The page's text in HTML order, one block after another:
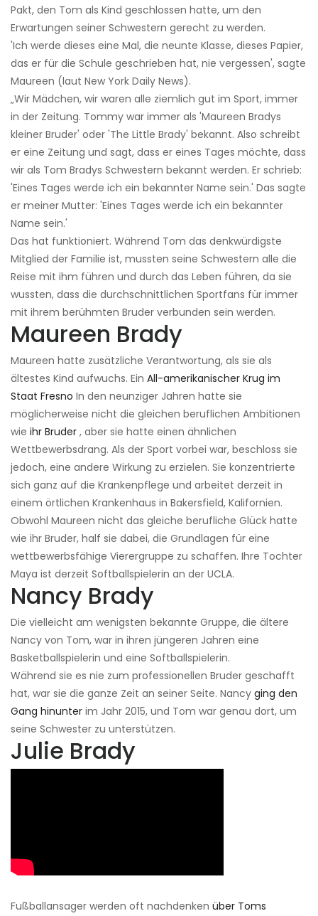
Pakt, den Tom als Kind geschlossen hatte, um den
Erwartungen seiner Schwestern gerecht zu werden.
'Ich werde dieses eine Mal, die neunte Klasse, dieses Papier,
das er für die Schule geschrieben hat, nie vergessen', sagte
Maureen (laut New York Daily News).
„Wir Mädchen, wir waren alle ziemlich gut im Sport, immer
in der Zeitung. Tommy war immer als 'Maureen Bradys
kleiner Bruder' oder 'The Little Brady' bekannt. Also schreibt
er eine Zeitung und sagt, dass er eines Tages möchte, dass
wir als Tom Bradys Schwestern bekannt werden. Er schrieb:
'Eines Tages werde ich ein bekannter Name sein.' Das sagte
er meiner Mutter: 'Eines Tages werde ich ein bekannter
Name sein.'
Das hat funktioniert. Während Tom das denkwürdigste
Mitglied der Familie ist, mussten seine Schwestern alle die
Reise mit ihm führen und durch das Leben führen, da sie
wussten, dass die durchschnittlichen Sportfans für immer
mit ihrem berühmten Bruder verbunden sein werden.
Maureen Brady
Maureen hatte zusätzliche Verantwortung, als sie als
ältestes Kind aufwuchs. Ein All-amerikanischer Krug im
Staat Fresno In den neunziger Jahren hatte sie
möglicherweise nicht die gleichen beruflichen Ambitionen
wie ihr Bruder , aber sie hatte einen ähnlichen
Wettbewerbsdrang. Als der Sport vorbei war, beschloss sie
jedoch, eine andere Wirkung zu erzielen. Sie konzentrierte
sich ganz auf die Krankenpflege und arbeitet derzeit in
einem örtlichen Krankenhaus in Bakersfield, Kalifornien.
Obwohl Maureen nicht das gleiche berufliche Glück hatte
wie ihr Bruder, half sie dabei, die Grundlagen für eine
wettbewerbsfähige Vierergruppe zu schaffen. Ihre Tochter
Maya ist derzeit Softballspielerin an der UCLA.
Nancy Brady
Die vielleicht am wenigsten bekannte Gruppe, die ältere
Nancy von Tom, war in ihren jüngeren Jahren eine
Basketballspielerin und eine Softballspielerin.
Während sie es nie zum professionellen Bruder geschafft
hat, war sie die ganze Zeit an seiner Seite. Nancy ging den
Gang hinunter im Jahr 2015, und Tom war genau dort, um
seine Schwester zu unterstützen.
Julie Brady
Fußballansager werden oft nachdenken über Toms